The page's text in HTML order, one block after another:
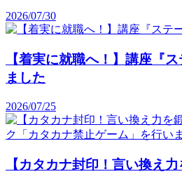
2026/07/30
【着実に就職へ！】講座『
ました
2026/07/25
【カタカナ封印！言い換え